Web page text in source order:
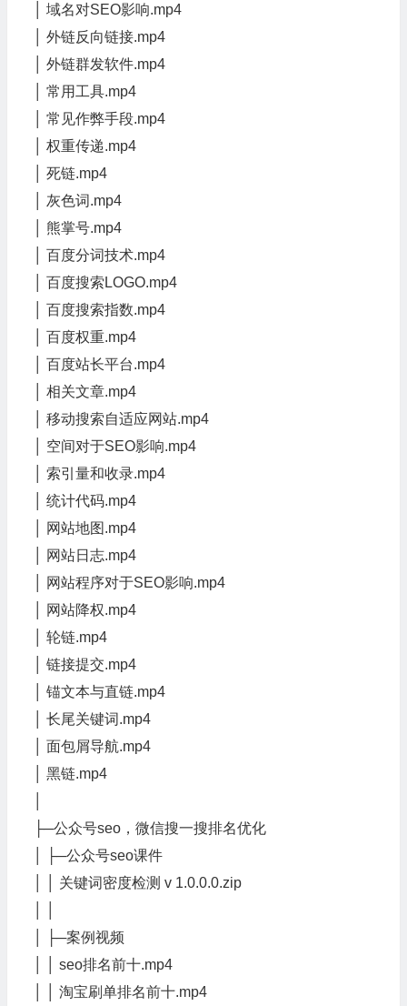
│ 域名对SEO影响.mp4
│ 外链反向链接.mp4
│ 外链群发软件.mp4
│ 常用工具.mp4
│ 常见作弊手段.mp4
│ 权重传递.mp4
│ 死链.mp4
│ 灰色词.mp4
│ 熊掌号.mp4
│ 百度分词技术.mp4
│ 百度搜索LOGO.mp4
│ 百度搜索指数.mp4
│ 百度权重.mp4
│ 百度站长平台.mp4
│ 相关文章.mp4
│ 移动搜索自适应网站.mp4
│ 空间对于SEO影响.mp4
│ 索引量和收录.mp4
│ 统计代码.mp4
│ 网站地图.mp4
│ 网站日志.mp4
│ 网站程序对于SEO影响.mp4
│ 网站降权.mp4
│ 轮链.mp4
│ 链接提交.mp4
│ 锚文本与直链.mp4
│ 长尾关键词.mp4
│ 面包屑导航.mp4
│ 黑链.mp4
├─公众号seo，微信搜一搜排名优化
│ ├─公众号seo课件
│ │ 关键词密度检测 v 1.0.0.0.zip
│ ├─案例视频
│ │ seo排名前十.mp4
│ │ 淘宝刷单排名前十.mp4